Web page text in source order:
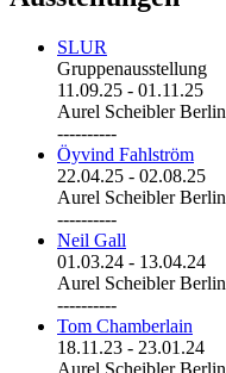
SLUR
Gruppenausstellung
11.09.25 - 01.11.25
Aurel Scheibler Berlin
----------
Öyvind Fahlström
22.04.25 - 02.08.25
Aurel Scheibler Berlin
----------
Neil Gall
01.03.24 - 13.04.24
Aurel Scheibler Berlin
----------
Tom Chamberlain
18.11.23 - 23.01.24
Aurel Scheibler Berlin